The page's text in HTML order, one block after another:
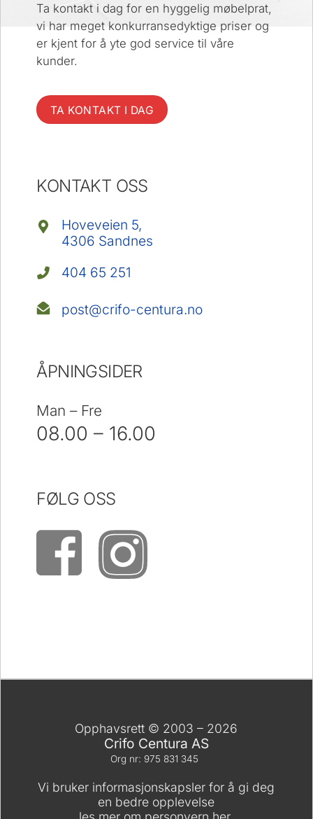
Ta kontakt i dag for en hyggelig møbelprat,
vi har meget konkurransedyktige priser og
er kjent for å yte god service til våre
kunder.
TA KONTAKT I DAG
KONTAKT OSS
Hoveveien 5,
4306 Sandnes
404 65 251
post@crifo-centura.no
ÅPNINGSIDER
Man – Fre
08.00 – 16.00
FØLG OSS
Opphavsrett © 2003 – 2026
Crifo Centura AS
Org nr: 975 831 345
Vi bruker informasjonskapsler for å gi deg
en bedre opplevelse